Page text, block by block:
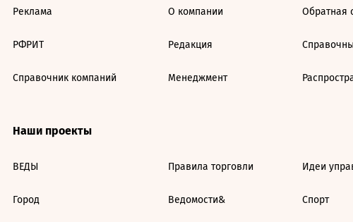
Реклама
РФРИТ
Справочник компаний
О компании
Редакция
Менеджмент
Обратная
Наши проекты
ВЕДЫ
Город
Правила торговли
Ведомости&
Идеи
Спорт